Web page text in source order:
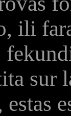
ili
sur
estas